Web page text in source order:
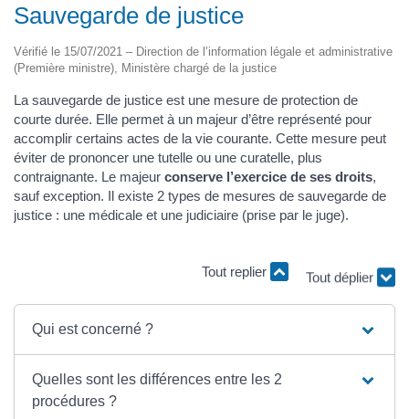
Sauvegarde de justice
Vérifié le 15/07/2021 – Direction de l’information légale et administrative
(Première ministre), Ministère chargé de la justice
La sauvegarde de justice est une mesure de protection de
courte durée. Elle permet à un majeur d’être représenté pour
accomplir certains actes de la vie courante. Cette mesure peut
éviter de prononcer une tutelle ou une curatelle, plus
contraignante. Le majeur conserve l’exercice de ses droits,
sauf exception. Il existe 2 types de mesures de sauvegarde de
justice : une médicale et une judiciaire (prise par le juge).
Tout replier Tout déplier
Qui est concerné ?
Quelles sont les différences entre les 2
procédures ?